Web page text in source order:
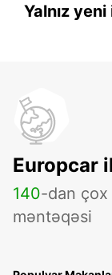
Yalnız
Europcar
140-dan
məntəqəsi